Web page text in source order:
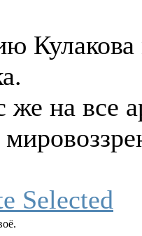
же на все